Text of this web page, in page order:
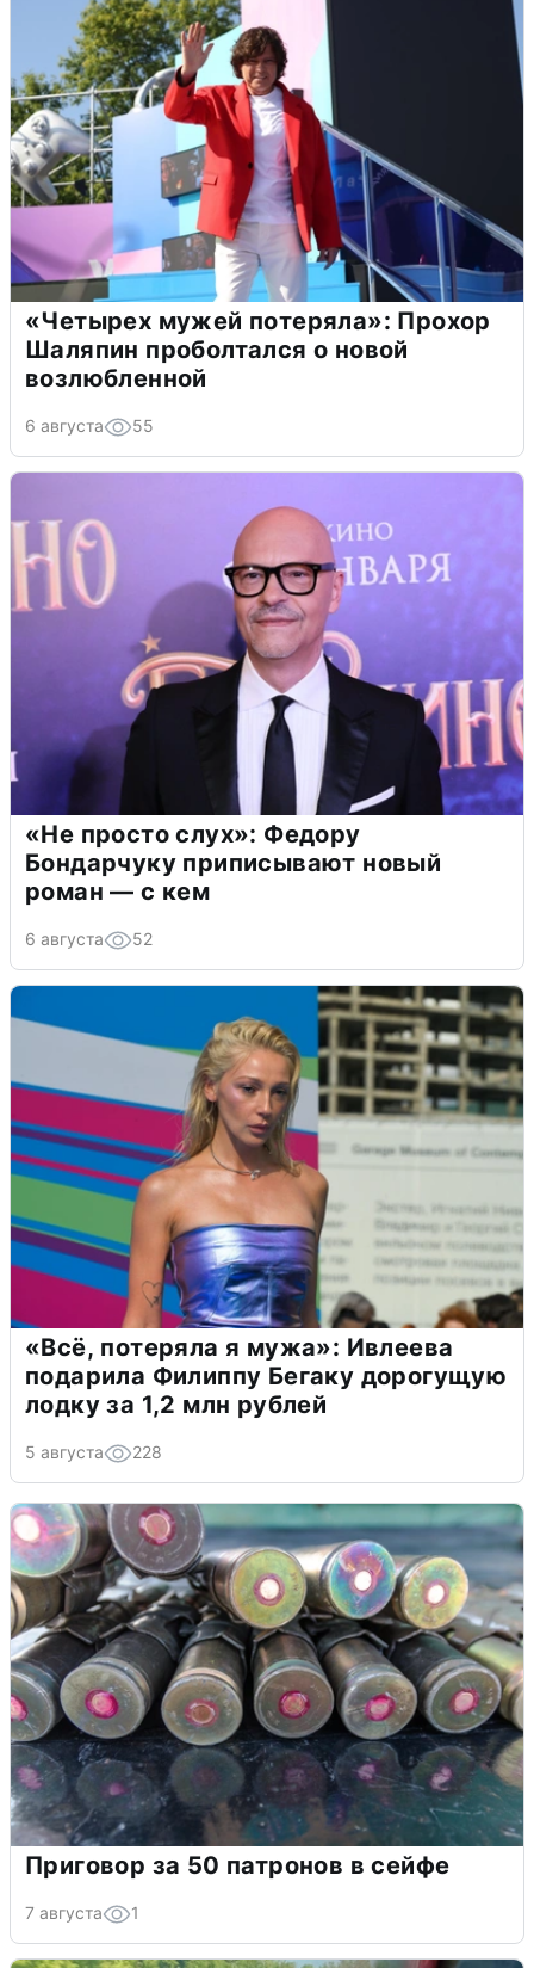
«Четырех мужей потеряла»: Прохор
Шаляпин проболтался о новой
возлюбленной
6 августа 55
«Не просто слух»: Федору
Бондарчуку приписывают новый
роман — с кем
6 августа 52
«Всё, потеряла я мужа»: Ивлеева
подарила Филиппу Бегаку дорогущую
лодку за 1,2 млн рублей
5 августа 228
Приговор за 50 патронов в сейфе
7 августа 1